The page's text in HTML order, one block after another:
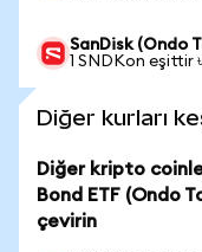
SanDisk (Ondo
1 SNDKon eşittir
Diğer kurları
Diğer kripto
Bond ETF (Ondo
çevirin